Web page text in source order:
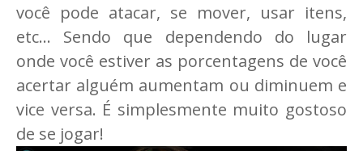
você pode atacar, se mover, usar itens,
etc... Sendo que dependendo do lugar
onde você estiver as porcentagens de você
acertar alguém aumentam ou diminuem e
vice versa. É simplesmente muito gostoso
de se jogar!